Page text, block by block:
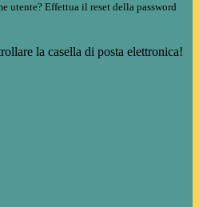
utente? Effettua il reset della password
la casella di posta elettronica!